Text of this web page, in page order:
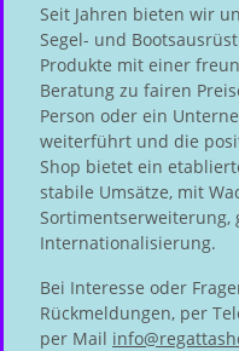
Seit Jahren bieten wir
Segel- und
Produkte mit einer
Beratung zu fairen
Person oder ein
weiterführt und die
Shop bietet ein
stabile Umsätze, mit
Sortimentserweiterung,
Internationalisierung.
Bei Interesse oder
Rückmeldungen, per
per Mail